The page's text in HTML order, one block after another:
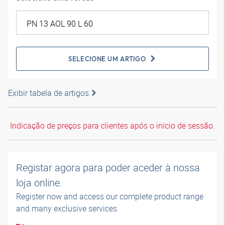
SELECIONE UM ARTIGO
Exibir tabela de artigos
Indicação de preços para clientes após o início de sessão.
Registar agora para poder aceder à nossa
loja online.
Register now and access our complete product range
and many exclusive services.